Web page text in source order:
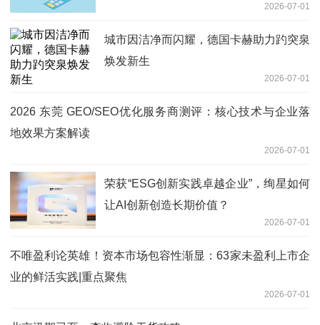
2026-07-01
城市因洁净而闪耀，德国卡赫助力趵突泉
焕发新生
2026-07-01
2026 东莞 GEO/SEO优化服务商测评：核心技术与企业落
地效果方案解读
2026-07-01
荣获“ESG创新实践卓越企业”，绚星如何
让AI创新创造长期价值？
2026-07-01
不唯盈利论英雄！资本市场包容性渐显：63家未盈利上市企
业的鲜活实践|重点聚焦
2026-07-01